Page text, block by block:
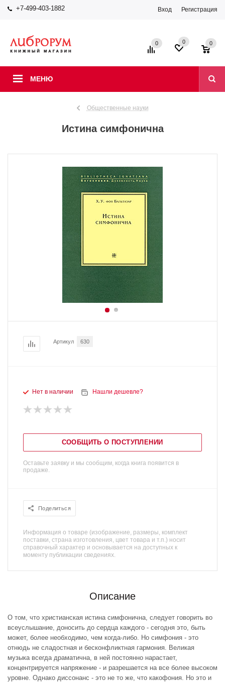
+7-499-403-1882 Вход Регистрация
МЕНЮ
0 0 0
Общественные науки
Истина симфонична
Артикул 630
Нет в наличии Нашли дешевле?
СООБЩИТЬ О ПОСТУПЛЕНИИ
Оставьте заявку и мы сообщим, когда книга появится в
продаже.
Поделиться
Информация о товаре (изображение, размеры, комплект
поставки, страна изготовления, цвет товара и т.п.) носит
справочный характер и основывается на доступных к
моменту публикации сведениях.
Описание
О том, что христианская истина симфонична, следует говорить во
всеуслышание, доносить до сердца каждого - сегодня это, быть
может, более необходимо, чем когда-либо. Но симфония - это
отнюдь не сладостная и бесконфликтная гармония. Великая
музыка всегда драматична, в ней постоянно нарастает,
концентрируется напряжение - и разрешается на все более высоком
уровне. Однако диссонанс - это не то же, что какофония. Но это и